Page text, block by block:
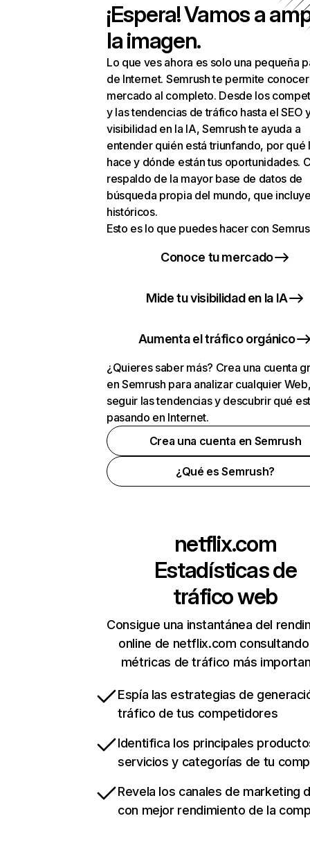
¡Espera! Vamos a
la imagen.
Lo que ves ahora es solo una pequeña
de Internet. Semrush te permite
mercado al completo. Desde los
y las tendencias de tráfico hasta el SEO
visibilidad en la IA, Semrush te ayuda a
entender quién está triunfando, por qué
hace y dónde están tus oportunidades.
respaldo de la mayor base de datos de
búsqueda propia del mundo, que
históricos.
Esto es lo que puedes hacer con
Conoce tu mercado
Mide tu visibilidad en la IA
Aumenta el tráfico orgánico
¿Quieres saber más? Crea una cuenta
en Semrush para analizar cualquier
seguir las tendencias y descubrir qué
pasando en Internet.
Crea una cuenta en Semrush
¿Qué es Semrush?
netflix.com
Estadísticas de
tráfico web
Consigue una instantánea del
online de netflix.com
métricas de tráfico más
Espía las estrategias de
tráfico de tus competidores
Identifica los principales
servicios y categorías de tu
Revela los canales de marketing
con mejor rendimiento de la